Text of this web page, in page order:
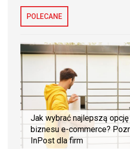
POLECANE
Jak wybrać najlepszą
biznesu e-commerce?
InPost dla firm